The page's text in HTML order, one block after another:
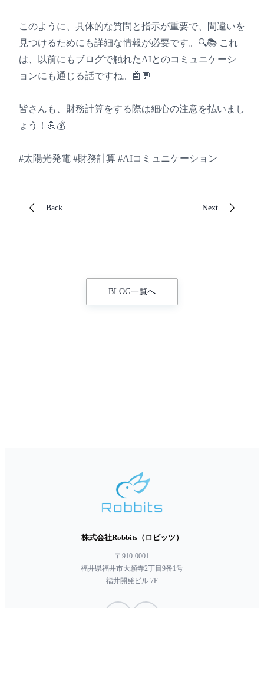
このように、具体的な質問と指示が重要で、間違いを
見つけるためにも詳細な情報が必要です。🔍📚 これ
は、以前にもブログで触れたAIとのコミュニケーシ
ョンにも通じる話ですね。🤖💬
皆さんも、財務計算をする際は細心の注意を払いまし
ょう！💪💰
#太陽光発電 #財務計算 #AIコミュニケーション
Back Next
BLOG一覧へ
株式会社Robbits（ロビッツ）
〒910-0001
福井県福井市大願寺2丁目9番1号
福井開発ビル 7F